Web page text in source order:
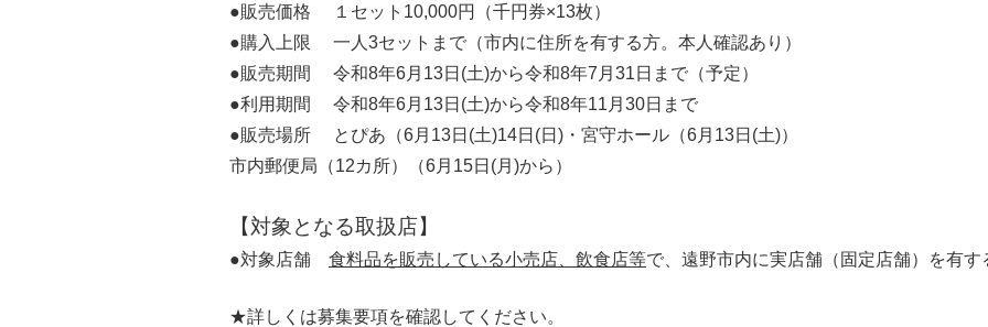
●販売価格 １セット10,000円（千円券×13枚）
●購入上限 一人3セットまで（市内に住所を有する方。本人確認あり）
●販売期間 令和8年6月13日(土)から令和8年7月31日まで（予定）
●利用期間 令和8年6月13日(土)から令和8年11月30日まで
●販売場所 とぴあ（6月13日(土)14日(日)・宮守ホール（6月13日(土)）
市内郵便局（12カ所）（6月15日(月)から）
【対象となる取扱店】
●対象店舗 食料品を販売している小売店、飲食店等で、遠野市内に実店舗（固定店舗）を有す
★詳しくは募集要項を確認してください。